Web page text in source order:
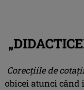
Corecţiile de
obicei atunci